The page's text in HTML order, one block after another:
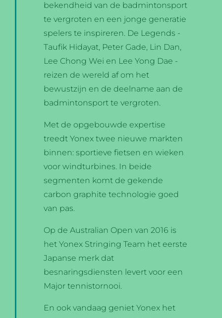
bekendheid van de badmintonsport
te vergroten en een jonge generatie
spelers te inspireren. De Legends -
Taufik Hidayat, Peter Gade, Lin Dan,
Lee Chong Wei en Lee Yong Dae -
reizen de wereld af om het
bewustzijn en de deelname aan de
badmintonsport te vergroten.
Met de opgebouwde expertise
treedt Yonex twee nieuwe markten
binnen: sportieve fietsen en wieken
voor windturbines. In beide
segmenten komt de gekende
carbon graphite technologie goed
van pas.
Op de Australian Open van 2016 is
het Yonex Stringing Team het eerste
Japanse merk dat
besnaringsdiensten levert voor een
Major tennistornooi.
En ook vandaag geniet Yonex het